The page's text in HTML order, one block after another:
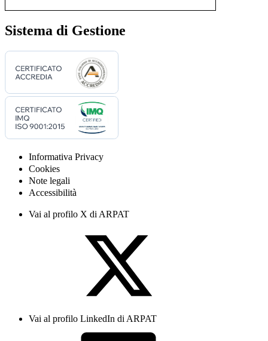
Sistema di Gestione
Informativa Privacy
Cookies
Note legali
Accessibilità
Vai al profilo X di ARPAT
Vai al profilo LinkedIn di ARPAT